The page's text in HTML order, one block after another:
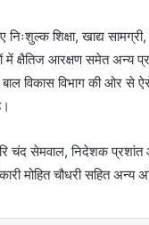
शिक्षा, खाद्य
क्षैतिज आरक्षण समेत अन्य
विकास विभाग की ओर से
चंद सेमवाल, निदेशक प्रशांत
मोहित चौधरी सहित अन्य